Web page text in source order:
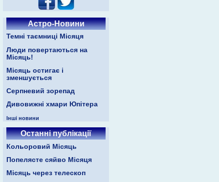
Астро-Новини
Темні таємниці Місяця
Люди повертаються на
Місяць!
Місяць остигає і
зменшується
Серпневий зорепад
Дивовижні хмари Юпітера
Інші новини
Останні публікації
Кольоровий Місяць
Попелясте сяйво Місяця
Місяць через телескоп